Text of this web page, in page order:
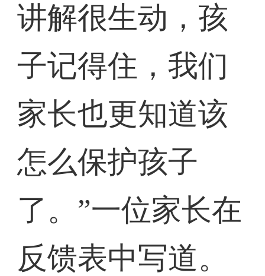
讲解很生动，孩
子记得住，我们
家长也更知道该
怎么保护孩子
了。”一位家长在
反馈表中写道。